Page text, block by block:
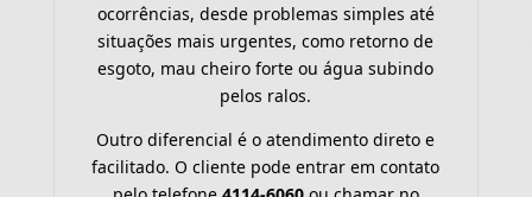
ocorrências, desde problemas simples até
situações mais urgentes, como retorno de
esgoto, mau cheiro forte ou água subindo
pelos ralos.
Outro diferencial é o atendimento direto e
facilitado. O cliente pode entrar em contato